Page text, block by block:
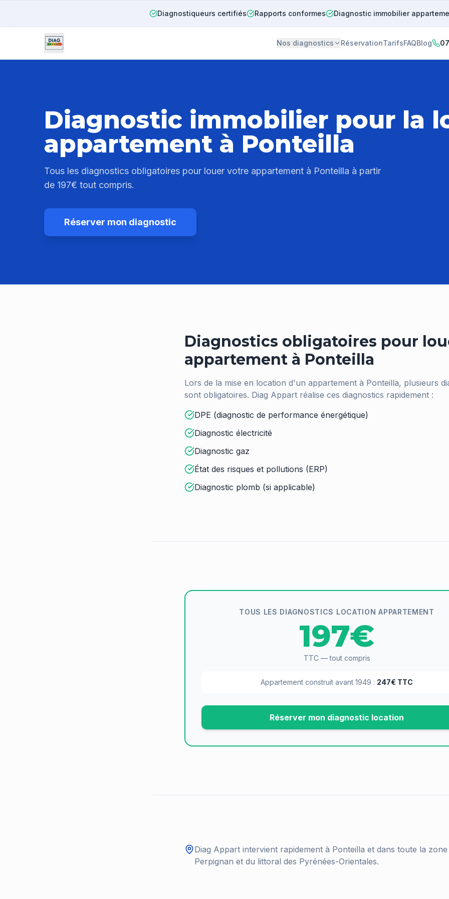
Diagnostiqueurs certifiés Rapports conformes Diagnostic immobilier
Nos diagnostics RéservationTarifsFAQBlog
Diagnostic immobilier pour la
appartement à Ponteilla
Tous les diagnostics obligatoires pour louer votre appartement à Ponteilla à partir
de 197€ tout compris.
Réserver mon diagnostic
Diagnostics obligatoires pour
appartement à Ponteilla
Lors de la mise en location d'un appartement à Ponteilla, plusieurs
sont obligatoires. Diag Appart réalise ces diagnostics rapidement :
DPE (diagnostic de performance énergétique)
Diagnostic électricité
Diagnostic gaz
État des risques et pollutions (ERP)
Diagnostic plomb (si applicable)
TOUS LES DIAGNOSTICS LOCATION APPARTEMENT
197€
TTC — tout compris
Appartement construit avant 1949 : 247€ TTC
Réserver mon diagnostic location
Diag Appart intervient rapidement à Ponteilla et dans toute la zone
Perpignan et du littoral des Pyrénées-Orientales.